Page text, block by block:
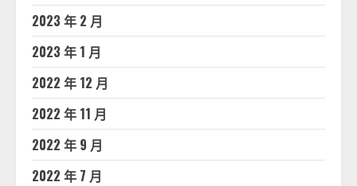
2023 年 2 月
2023 年 1 月
2022 年 12 月
2022 年 11 月
2022 年 9 月
2022 年 7 月